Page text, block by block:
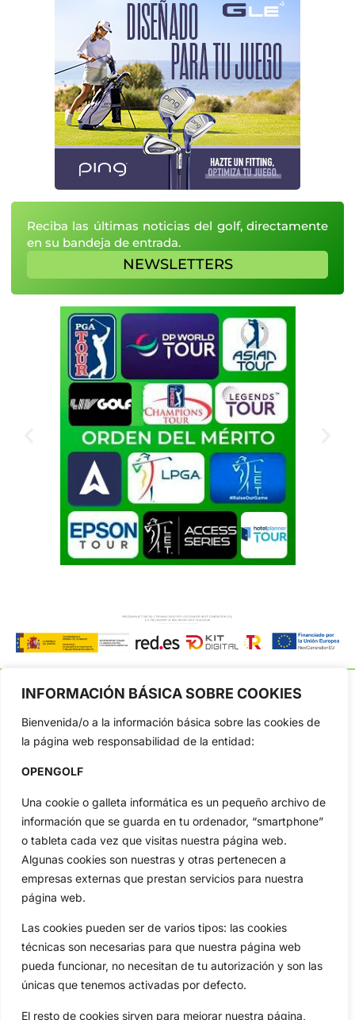
INFORMACIÓN BÁSICA SOBRE COOKIES
Bienvenida/o a la información básica sobre las cookies de
la página web responsabilidad de la entidad:
OPENGOLF
Una cookie o galleta informática es un pequeño archivo de
información que se guarda en tu ordenador, “smartphone”
o tableta cada vez que visitas nuestra página web.
Algunas cookies son nuestras y otras pertenecen a
empresas externas que prestan servicios para nuestra
página web.
Las cookies pueden ser de varios tipos: las cookies
técnicas son necesarias para que nuestra página web
pueda funcionar, no necesitan de tu autorización y son las
únicas que tenemos activadas por defecto.
El resto de cookies sirven para mejorar nuestra página,
Reciba las últimas noticias del golf, directamente
en su bandeja de entrada.
NEWSLETTERS
OpenGolf ofrece toda la actualidad, información del golf
Jon Rahm, LIV Golf, PGA Tour, Ryder Cup, DP World Tour, LPGA
Categorias
Inicio
Amateurs
Circuitos
Jon Rahm
Ryder Cup
Reglas
Compañía
Aviso Legal
Política de Privacidad
Política de Cookies